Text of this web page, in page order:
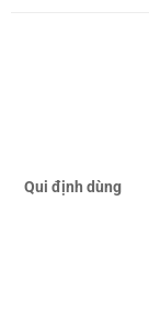
Qui định dùng